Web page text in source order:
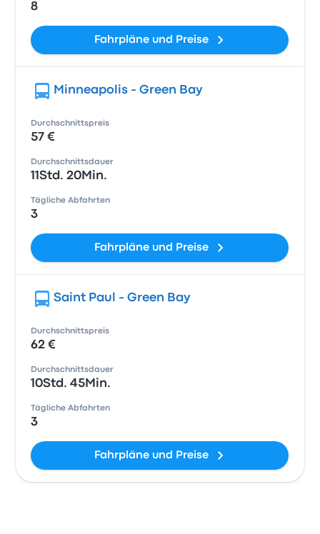
8
Fahrpläne und Preise
Minneapolis - Green Bay
Durchschnittspreis
57 €
Durchschnittsdauer
11Std. 20Min.
Tägliche Abfahrten
3
Fahrpläne und Preise
Saint Paul - Green Bay
Durchschnittspreis
62 €
Durchschnittsdauer
10Std. 45Min.
Tägliche Abfahrten
3
Fahrpläne und Preise